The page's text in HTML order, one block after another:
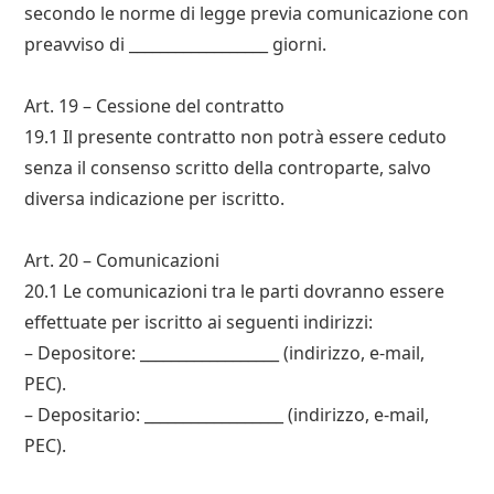
secondo le norme di legge previa comunicazione con
preavviso di __________________ giorni.
Art. 19 – Cessione del contratto
19.1 Il presente contratto non potrà essere ceduto
senza il consenso scritto della controparte, salvo
diversa indicazione per iscritto.
Art. 20 – Comunicazioni
20.1 Le comunicazioni tra le parti dovranno essere
effettuate per iscritto ai seguenti indirizzi:
– Depositorе: __________________ (indirizzo, e-mail,
PEC).
– Depositario: __________________ (indirizzo, e-mail,
PEC).